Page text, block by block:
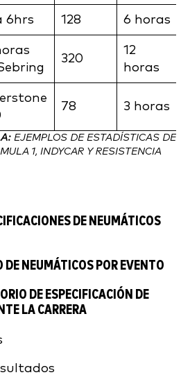
6hrs 128 6 horas
320
12
horas
78 3 horas
EJEMPLOS DE ESTADÍSTICAS DE
1, INDYCAR Y RESISTENCIA
DE NEUMÁTICOS
NEUMÁTICOS POR EVENTO
DE ESPECIFICACIÓN DE
LA CARRERA